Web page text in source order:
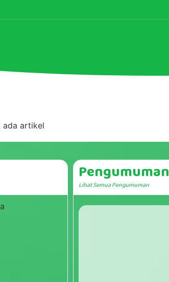
ada artikel
Pengumuman
Lihat Semua Pengumuman